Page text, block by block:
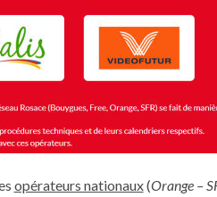
opérateurs nationaux(Orange –